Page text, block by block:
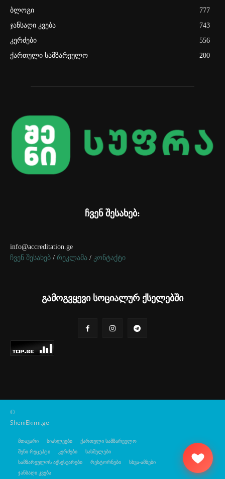
ბლოგი
777
ჯანსაღი კვება
743
კერძები
556
ქართული სამზარეულო
200
ჩვენ შესახებ:
info@accreditation.ge
ჩვენ შესახებ / რეკლამა / კონტაქტი
გამოგვყევი სოციალურ ქსელებში
©
SheniEkimi.ge
მთავარი სიახლეები
ქართული სამზარეულო
შენი რეცეპტი
კერძები
სასმელები
სამზარეულოს აქსესუარები
რესტორნები
სხვა-ამბები
ჯანსაღი კვება